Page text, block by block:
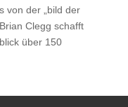
von der „bild der
Clegg schafft
über 150